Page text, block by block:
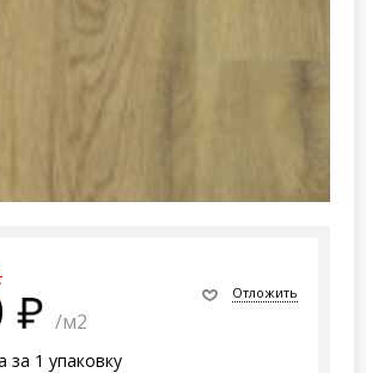
/м2
за 1 упаковку
Отложить